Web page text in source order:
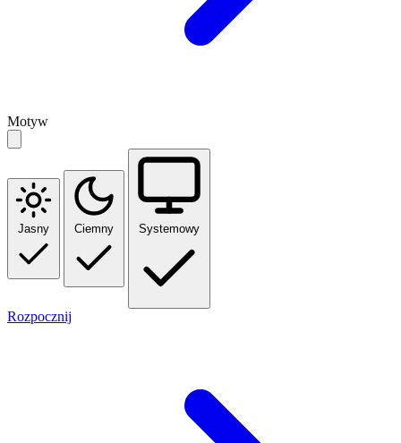
Motyw
Jasny Ciemny Systemowy
Rozpocznij